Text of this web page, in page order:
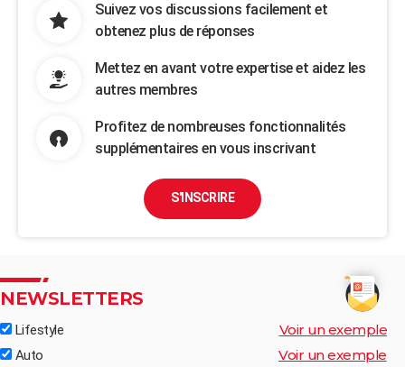
Suivez vos discussions facilement et
obtenez plus de réponses
Mettez en avant votre expertise et aidez les
autres membres
Profitez de nombreuses fonctionnalités
supplémentaires en vous inscrivant
S'INSCRIRE
NEWSLETTERS
Lifestyle Voir un exemple
Auto Voir un exemple